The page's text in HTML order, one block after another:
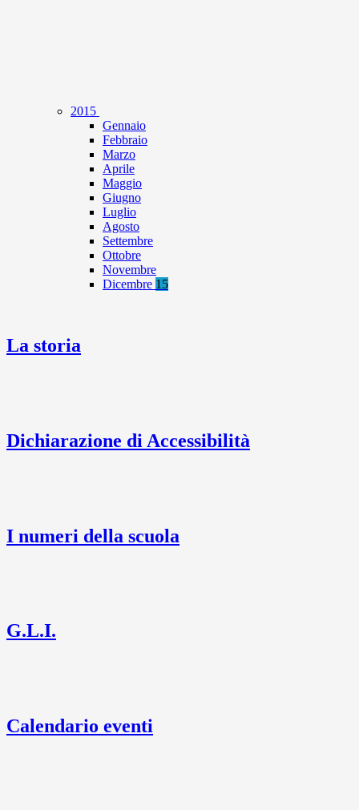
2015
Gennaio
Febbraio
Marzo
Aprile
Maggio
Giugno
Luglio
Agosto
Settembre
Ottobre
Novembre
Dicembre 15
La storia
Dichiarazione di Accessibilità
I numeri della scuola
G.L.I.
Calendario eventi